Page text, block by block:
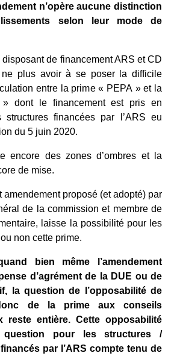
n’opère aucune distinction
selon leur mode de
disposant de financement ARS et CD
ne plus avoir à se poser la difficile
entre la prime « PEPA » et la
dont le financement est pris en
financées par l’ARS eu
du 5 juin 2020.
encore des zones d’ombres et la
de mise.
amendement proposé (et adopté) par
de la commission et membre de
laisse la possibilité pour les
non cette prime.
bien même l’amendement
d’agrément de la DUE ou de
la question de l’opposabilité de
de la prime aux conseils
reste entière. Cette opposabilité
pour les structures /
par l’ARS compte tenu de